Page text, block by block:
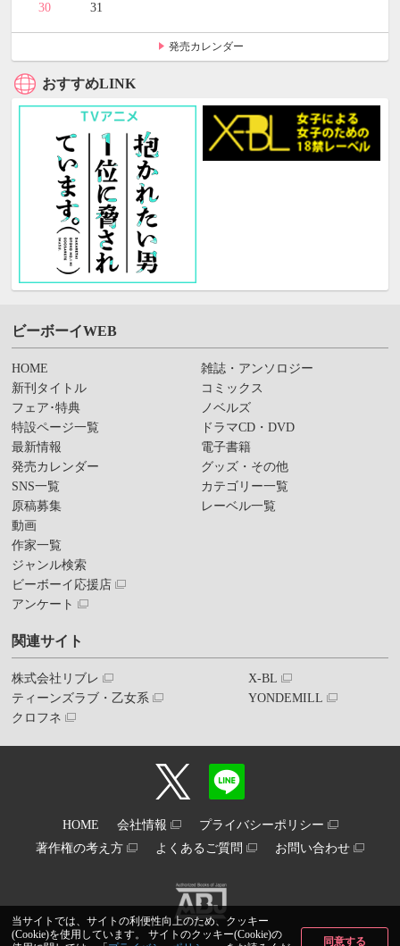
当サイトでは、サイトの利便性向上のため、クッキー
(Cookie)を使用しています。 サイトのクッキー(Cookie)の
同意する
30 31
発売カレンダー
おすすめLINK
ビーボーイWEB
HOME
新刊タイトル
フェア･特典
特設ページ一覧
最新情報
発売カレンダー
SNS一覧
原稿募集
動画
作家一覧
ジャンル検索
ビーボーイ応援店
アンケート
雑誌・アンソロジー
コミックス
ノベルズ
ドラマCD・DVD
電子書籍
グッズ・その他
カテゴリー一覧
レーベル一覧
関連サイト
株式会社リブレ
ティーンズラブ・乙女系
クロフネ
X-BL
YONDEMILL
HOME 会社情報
プライバシーポリシー
著作権の考え方
よくあるご質問 お問い合わせ